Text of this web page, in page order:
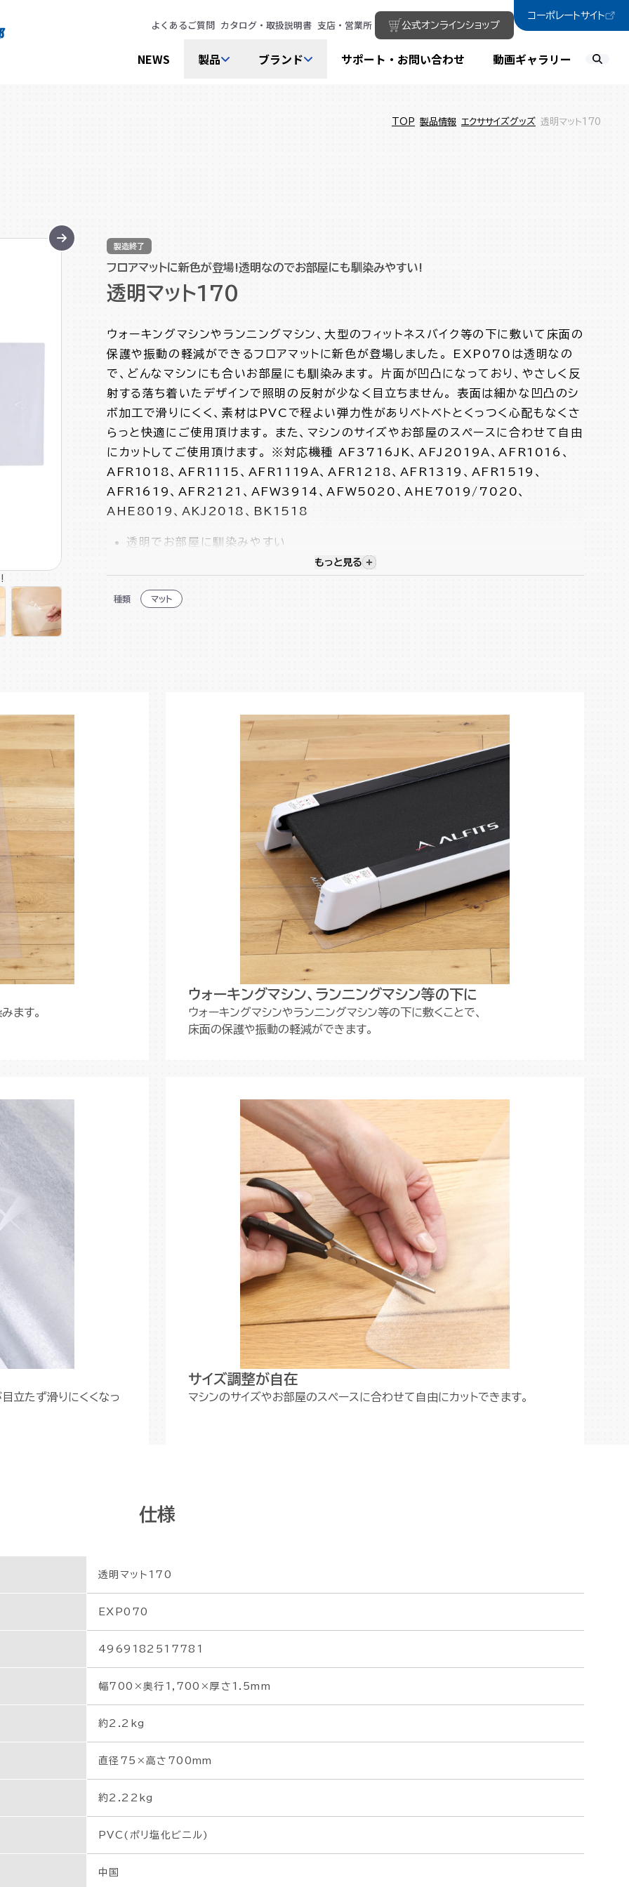
よくあるご質問 カタログ・取扱説明書 支店・営業所 公式オンラインショップ
コーポレートサイト
NEWS 製品 ブランド サポート・お問い合わせ 動画ギャラリー
TOP 製品情報 エクササイズグッズ 透明マット170
製造終了
フロアマットに新色が登場!透明なのでお部屋にも馴染みやすい!
透明マット170
ウォーキングマシンやランニングマシン、大型のフィットネスバイク等の下に敷いて床面の
保護や振動の軽減ができるフロアマットに新色が登場しました。 EXP070は透明なの
で、どんなマシンにも合いお部屋にも馴染みます。 片面が凹凸になっており、やさしく反
射する落ち着いたデザインで照明の反射が少なく目立ちません。 表面は細かな凹凸のシ
ボ加工で滑りにくく、素材はPVCで程よい弾力性がありベトベトとくっつく心配もなくさ
らっと快適にご使用頂けます。 また、マシンのサイズやお部屋のスペースに合わせて自由
にカットしてご使用頂けます。 ※対応機種 AF3716JK、AFJ2019A、AFR1016、
AFR1018、AFR1115、AFR1119A、AFR1218、AFR1319、AFR1519、
AFR1619、AFR2121、AFW3914、AFW5020、AHE7019/7020、
AHE8019、AKJ2018、BK1518
透明でお部屋に馴染みやすい
主にウォーキングマシン、ランニングマシン製品にフィットするサイズ感のマット
弾力のある素材
視覚的に非表示のコンテンツを表示する
もっと見る
種類 マット
ます。
ウォーキングマシン、ランニングマシン等の下に
ウォーキングマシンやランニングマシン等の下に敷くことで、
床面の保護や振動の軽減ができます。
立たず滑りにくくなっ
サイズ調整が自在
マシンのサイズやお部屋のスペースに合わせて自由にカットできます。
仕様
透明マット170
EXP070
4969182517781
幅700×奥行1,700×厚さ1.5mm
約2.2kg
直径75×高さ700mm
約2.22kg
PVC(ポリ塩化ビニル)
中国